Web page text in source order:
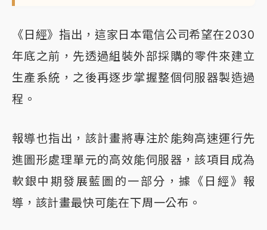
《日經》指出，這家日本電信公司希望在2030
年底之前，先透過組裝外部採購的零件來建立
生產系統，之後再逐步掌握整個伺服器製造過
程。
報導也指出，該計畫將專注於能夠高速運行先
進圖形處理單元的高效能伺服器，該項目成為
軟銀中期發展藍圖的一部分，據《日經》報
導，該計畫最快可能在下周一公布。